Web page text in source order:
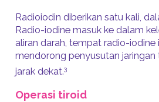
Radioiodin diberikan satu kali,
Radio-iodine masuk ke dalam
aliran darah, tempat radio-iodine
mendorong penyusutan jaringan
jarak dekat.3
Operasi tiroid